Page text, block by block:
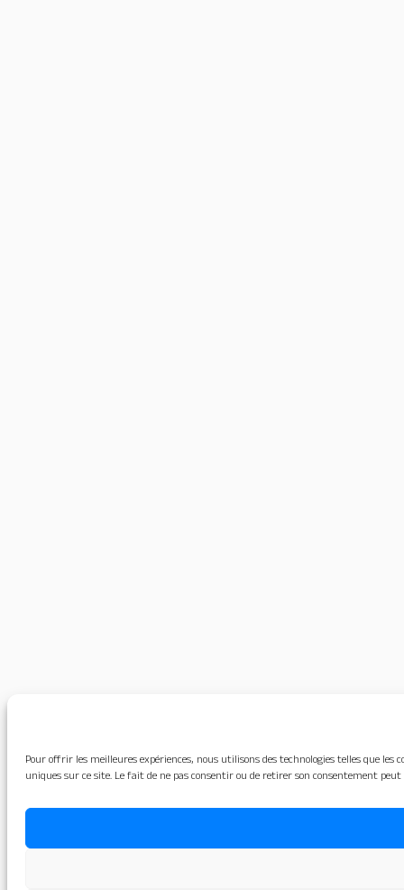
Pour offrir les meilleures expériences, nous utilisons des technologies telles que
uniques sur ce site. Le fait de ne pas consentir ou de retirer son consentement